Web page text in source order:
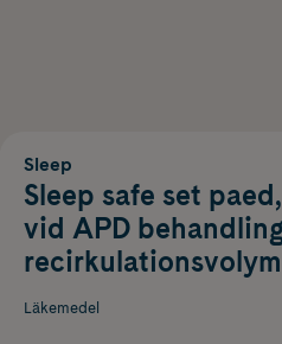
Sleep
Sleep safe set
vid APD
Läkemedel